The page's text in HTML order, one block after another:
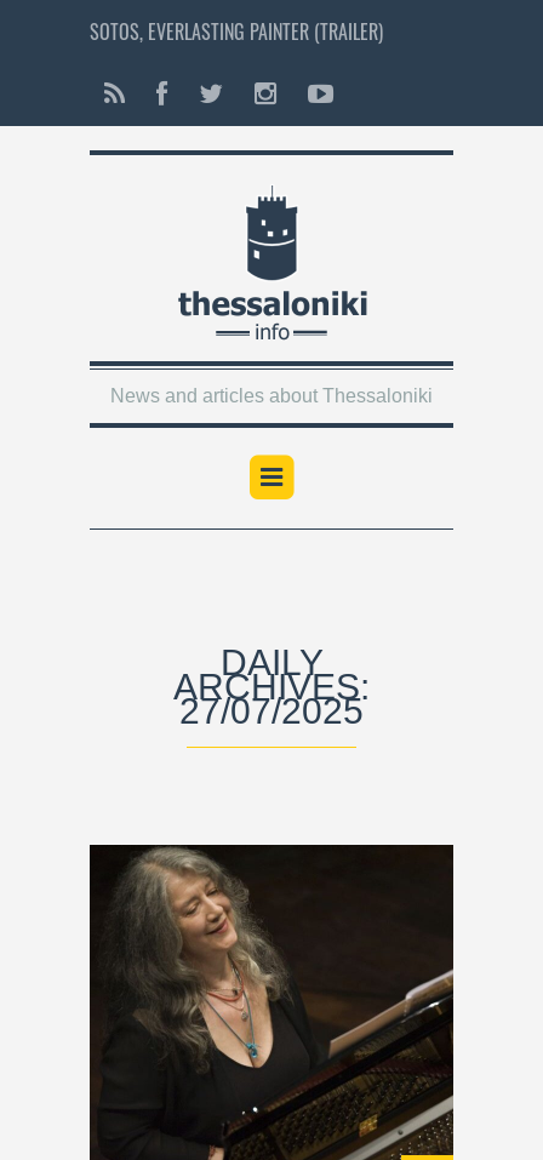
SOTOS, EVERLASTING PAINTER (TRAILER)
News and articles about Thessaloniki
DAILY
ARCHIVES:
27/07/2025